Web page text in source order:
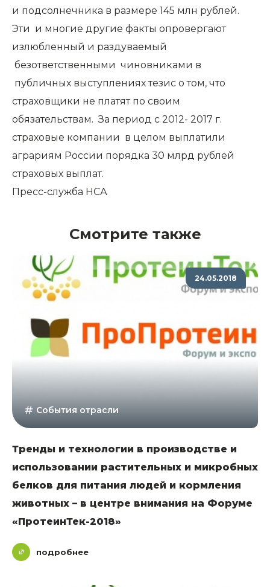
и подсолнечника в размере 145 млн рублей.
Эти и многие другие факты опровергают
излюбленный и раздуваемый
безответственными чиновниками в
публичных выступлениях тезис о том, что
страховщики не платят по своим
обязательствам. За период с 2012- 2017 г.
страховые компании в целом выплатили
аграриям России порядка 30 млрд рублей
страховых выплат.
Пресс-служба НСА
Смотрите также
24.05.2018
События отрасли
Тренды и технологии в производстве и
использовании растительных и микробных
белков для питания людей и кормления
животных – в центре внимания на Форуме
«ПротеинТек-2018»
подробнее